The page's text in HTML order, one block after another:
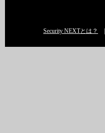
Security NEXTとは？